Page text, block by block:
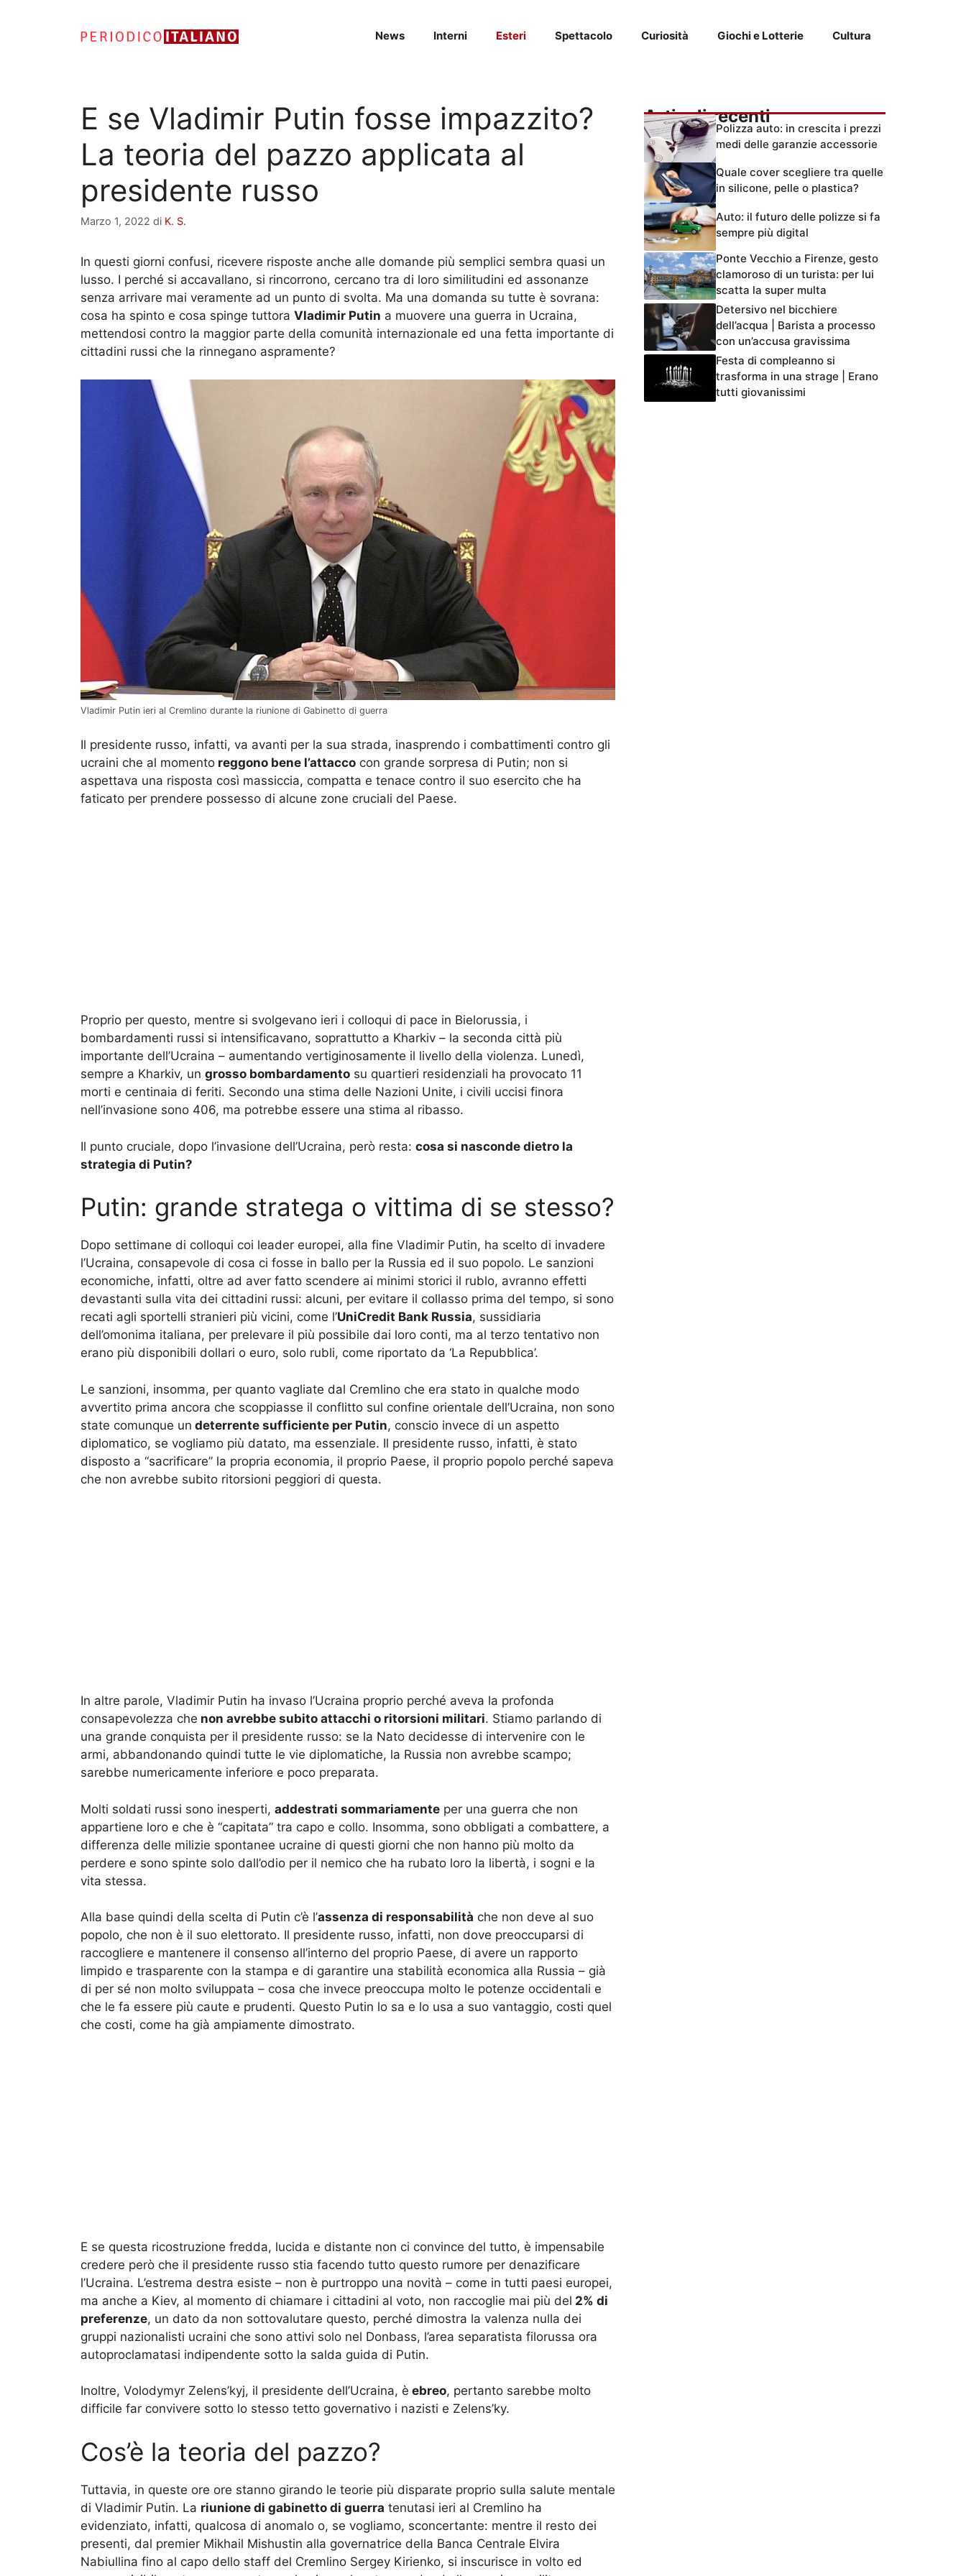
News Interni Esteri Spettacolo Curiosità Giochi e Lotterie Cultura
E se Vladimir Putin fosse impazzito?
La teoria del pazzo applicata al
presidente russo
Marzo 1, 2022 di K. S.
In questi giorni confusi, ricevere risposte anche alle domande più semplici sembra quasi un
lusso. I perché si accavallano, si rincorrono, cercano tra di loro similitudini ed assonanze
senza arrivare mai veramente ad un punto di svolta. Ma una domanda su tutte è sovrana:
cosa ha spinto e cosa spinge tuttora Vladimir Putin a muovere una guerra in Ucraina,
mettendosi contro la maggior parte della comunità internazionale ed una fetta importante di
cittadini russi che la rinnegano aspramente?
Vladimir Putin ieri al Cremlino durante la riunione di Gabinetto di guerra
Il presidente russo, infatti, va avanti per la sua strada, inasprendo i combattimenti contro gli
ucraini che al momento reggono bene l’attacco con grande sorpresa di Putin; non si
aspettava una risposta così massiccia, compatta e tenace contro il suo esercito che ha
faticato per prendere possesso di alcune zone cruciali del Paese.
Proprio per questo, mentre si svolgevano ieri i colloqui di pace in Bielorussia, i
bombardamenti russi si intensificavano, soprattutto a Kharkiv – la seconda città più
importante dell’Ucraina – aumentando vertiginosamente il livello della violenza. Lunedì,
sempre a Kharkiv, un grosso bombardamento su quartieri residenziali ha provocato 11
morti e centinaia di feriti. Secondo una stima delle Nazioni Unite, i civili uccisi finora
nell’invasione sono 406, ma potrebbe essere una stima al ribasso.
Il punto cruciale, dopo l’invasione dell’Ucraina, però resta: cosa si nasconde dietro la
strategia di Putin?
Putin: grande stratega o vittima di se stesso?
Dopo settimane di colloqui coi leader europei, alla fine Vladimir Putin, ha scelto di invadere
l’Ucraina, consapevole di cosa ci fosse in ballo per la Russia ed il suo popolo. Le sanzioni
economiche, infatti, oltre ad aver fatto scendere ai minimi storici il rublo, avranno effetti
devastanti sulla vita dei cittadini russi: alcuni, per evitare il collasso prima del tempo, si sono
recati agli sportelli stranieri più vicini, come l’UniCredit Bank Russia, sussidiaria
dell’omonima italiana, per prelevare il più possibile dai loro conti, ma al terzo tentativo non
erano più disponibili dollari o euro, solo rubli, come riportato da ‘La Repubblica’.
Le sanzioni, insomma, per quanto vagliate dal Cremlino che era stato in qualche modo
avvertito prima ancora che scoppiasse il conflitto sul confine orientale dell’Ucraina, non sono
state comunque un deterrente sufficiente per Putin, conscio invece di un aspetto
diplomatico, se vogliamo più datato, ma essenziale. Il presidente russo, infatti, è stato
disposto a “sacrificare” la propria economia, il proprio Paese, il proprio popolo perché sapeva
che non avrebbe subito ritorsioni peggiori di questa.
In altre parole, Vladimir Putin ha invaso l’Ucraina proprio perché aveva la profonda
consapevolezza che non avrebbe subito attacchi o ritorsioni militari. Stiamo parlando di
una grande conquista per il presidente russo: se la Nato decidesse di intervenire con le
armi, abbandonando quindi tutte le vie diplomatiche, la Russia non avrebbe scampo;
sarebbe numericamente inferiore e poco preparata.
Molti soldati russi sono inesperti, addestrati sommariamente per una guerra che non
appartiene loro e che è “capitata” tra capo e collo. Insomma, sono obbligati a combattere, a
differenza delle milizie spontanee ucraine di questi giorni che non hanno più molto da
perdere e sono spinte solo dall’odio per il nemico che ha rubato loro la libertà, i sogni e la
vita stessa.
Alla base quindi della scelta di Putin c’è l’assenza di responsabilità che non deve al suo
popolo, che non è il suo elettorato. Il presidente russo, infatti, non dove preoccuparsi di
raccogliere e mantenere il consenso all’interno del proprio Paese, di avere un rapporto
limpido e trasparente con la stampa e di garantire una stabilità economica alla Russia – già
di per sé non molto sviluppata – cosa che invece preoccupa molto le potenze occidentali e
che le fa essere più caute e prudenti. Questo Putin lo sa e lo usa a suo vantaggio, costi quel
che costi, come ha già ampiamente dimostrato.
E se questa ricostruzione fredda, lucida e distante non ci convince del tutto, è impensabile
credere però che il presidente russo stia facendo tutto questo rumore per denazificare
l’Ucraina. L’estrema destra esiste – non è purtroppo una novità – come in tutti paesi europei,
ma anche a Kiev, al momento di chiamare i cittadini al voto, non raccoglie mai più del 2% di
preferenze, un dato da non sottovalutare questo, perché dimostra la valenza nulla dei
gruppi nazionalisti ucraini che sono attivi solo nel Donbass, l’area separatista filorussa ora
autoproclamatasi indipendente sotto la salda guida di Putin.
Inoltre, Volodymyr Zelens’kyj, il presidente dell’Ucraina, è ebreo, pertanto sarebbe molto
difficile far convivere sotto lo stesso tetto governativo i nazisti e Zelens’ky.
Cos’è la teoria del pazzo?
Tuttavia, in queste ore ore stanno girando le teorie più disparate proprio sulla salute mentale
di Vladimir Putin. La riunione di gabinetto di guerra tenutasi ieri al Cremlino ha
evidenziato, infatti, qualcosa di anomalo o, se vogliamo, sconcertante: mentre il resto dei
presenti, dal premier Mikhail Mishustin alla governatrice della Banca Centrale Elvira
Nabiullina fino al capo dello staff del Cremlino Sergey Kirienko, si inscurisce in volto ed
Articoli recenti
Polizza auto: in crescita i prezzi
medi delle garanzie accessorie
Quale cover scegliere tra quelle
in silicone, pelle o plastica?
Auto: il futuro delle polizze si fa
sempre più digital
Ponte Vecchio a Firenze, gesto
clamoroso di un turista: per lui
scatta la super multa
Detersivo nel bicchiere
dell’acqua | Barista a processo
con un’accusa gravissima
Festa di compleanno si
trasforma in una strage | Erano
tutti giovanissimi